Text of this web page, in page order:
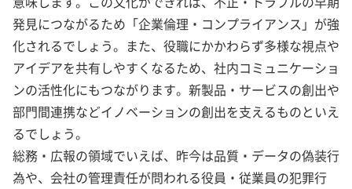
発見につながるため「企業倫理・コンプライアンス」が強
化されるでしょう。また、役職にかかわらず多様な視点や
アイデアを共有しやすくなるため、社内コミュニケーショ
ンの活性化にもつながります。新製品・サービスの創出や
部門間連携などイノベーションの創出を支えるものといえ
るでしょう。
総務・広報の領域でいえば、昨今は品質・データの偽装行
為や、会社の管理責任が問われる役員・従業員の犯罪行